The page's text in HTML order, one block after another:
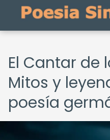
El Cantar de
Mitos y
poesía